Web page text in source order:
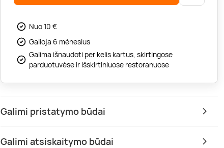
Nuo 10 €
Galioja 6 mėnesius
Galima išnaudoti per kelis kartus, skirtingose
parduotuvėse ir išskirtiniuose restoranuose
Galimi pristatymo būdai
Galimi atsiskaitymo būdai